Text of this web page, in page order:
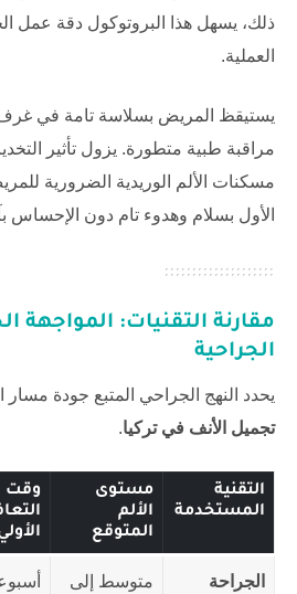
ذلك، يسهل هذا البروتوكول دقة عمل
العملية.
يستيقظ المريض بسلاسة تامة في غرف
مراقبة طبية متطورة. يزول تأثير
مسكنات الألم الوريدية الضرورية
الأول بسلام وهدوء تام دون الإحساس
مقارنة التقنيات: المواجهة
الجراحية
يحدد النهج الجراحي المتبع جودة مسار
تجميل الأنف في تركيا.
التقنية
المستخدمة
مستوى
الألم
المتوقع
وقت
الجراحة
متوسط إلى